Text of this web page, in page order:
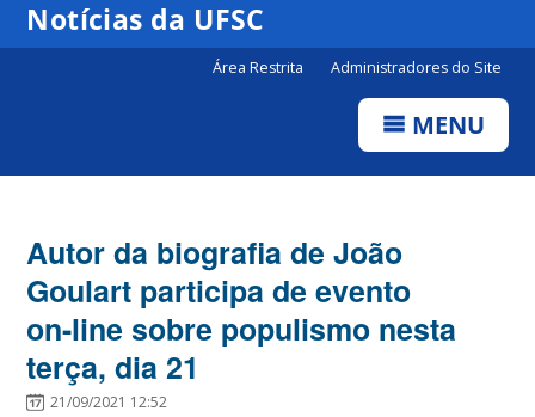
Notícias da UFSC
Área Restrita Administradores do Site
MENU
Autor da biografia de João
Goulart participa de evento
on-line sobre populismo nesta
terça, dia 21
21/09/2021 12:52